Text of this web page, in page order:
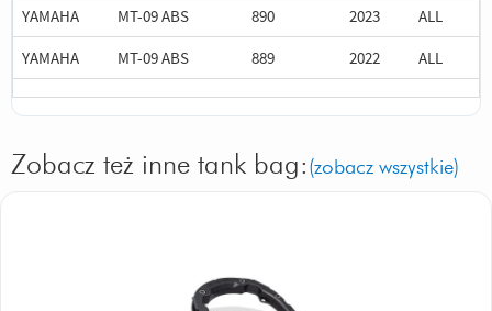
YAMAHA
MT-09 ABS 890 2023
ALL
YAMAHA
MT-09 ABS 889 2022 ALL
Zobacz też inne tank bag: (zobacz wszystkie)